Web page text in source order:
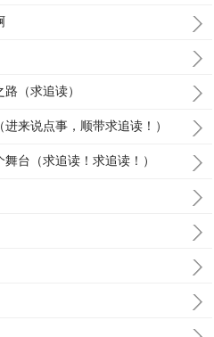
（求追读）
来说点事，顺带求追读！）
台（求追读！求追读！）